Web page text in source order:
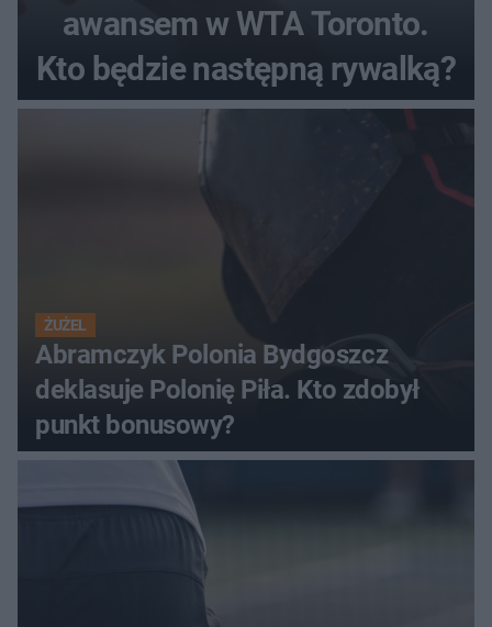
awansem w WTA Toronto.
Kto będzie następną rywalką?
ŻUŻEL
Abramczyk Polonia Bydgoszcz
deklasuje Polonię Piła. Kto zdobył
punkt bonusowy?